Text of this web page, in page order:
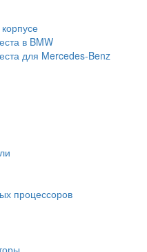
в BMW
для Mercedes-Benz
процессоров